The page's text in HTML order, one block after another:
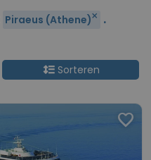
Piraeus (Athene)close .
format_line_spacingSorteren
favorite